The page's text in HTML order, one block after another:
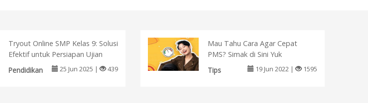
Tryout Online SMP Kelas 9: Solusi
Efektif untuk Persiapan Ujian
Pendidikan
25 Jun 2025 | 439
Mau Tahu Cara Agar Cepat
PMS? Simak di Sini Yuk
Tips
19 Jun 2022 | 1595